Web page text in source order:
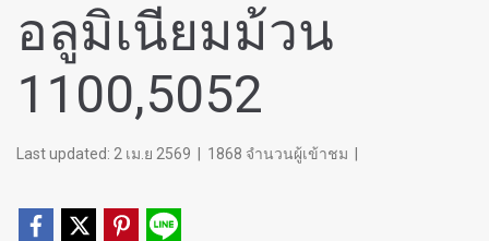
อลูมิเนียมม้วน
1100,5052
Last updated: 2 เม.ย 2569 1868 จำนวนผู้เข้าชม